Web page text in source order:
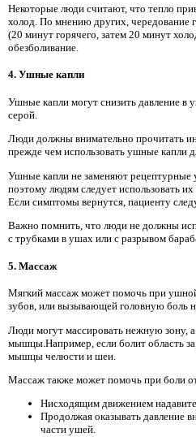
Некоторые люди считают, что тепло
холод. По мнению других, чередование
(20 минут горячего, затем 20 минут
обезболивание.
4. Ушные капли
Ушные капли могут снизить давление в
серой.
Люди должны внимательно прочитать
прежде чем использовать ушные капли
Ушные капли не заменяют рецептурные
поэтому людям следует использовать их
Если симптомы вернутся, пациенту
Важно помнить, что люди не должны
с трубками в ушах или с разрывом
5. Массаж
Мягкий массаж может помочь при
зубов, или вызывающей головную боль
Люди могут массировать нежную
мышцы.Например, если болит область
мышцы челюсти и шеи.
Массаж также может помочь при боли
Нисходящим движением
Продолжая оказывать давление
части ушей.